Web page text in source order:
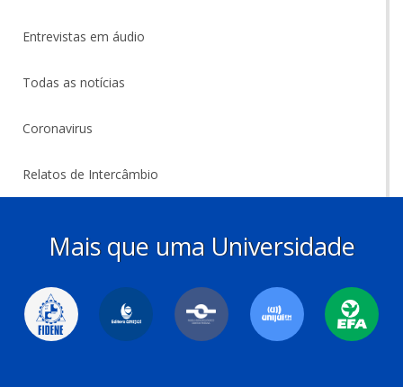
Entrevistas em áudio
Todas as notícias
Coronavirus
Relatos de Intercâmbio
Mais que uma Universidade